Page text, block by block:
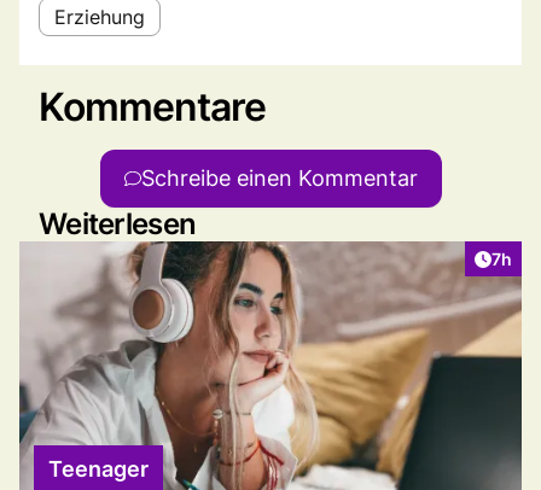
Erziehung
Kommentare
Schreibe einen Kommentar
Weiterlesen
7h
Teenager